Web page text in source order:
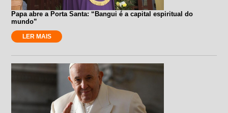
Papa abre a Porta Santa: “Bangui é a capital espiritual do
mundo”
LER MAIS